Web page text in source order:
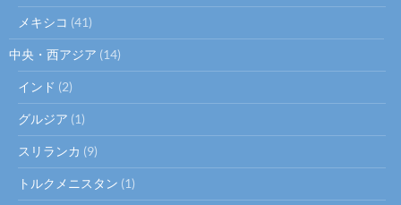
メキシコ (41)
中央・西アジア (14)
インド (2)
グルジア (1)
スリランカ (9)
トルクメニスタン (1)